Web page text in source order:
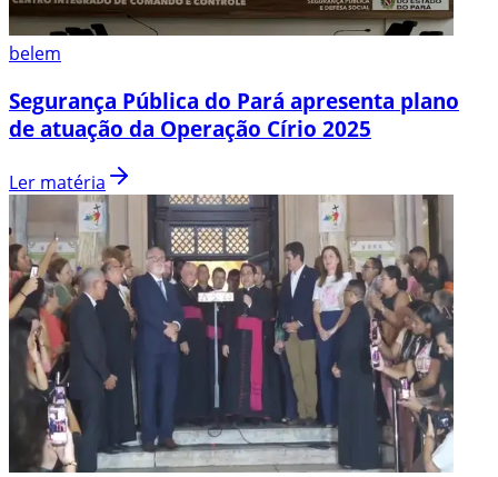
belem
Segurança Pública do Pará apresenta plano
de atuação da Operação Círio 2025
Ler matéria